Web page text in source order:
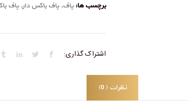
برچسب ها: پاف, پاف باکس دار, پاف
اشتراک گذاری:
نظرات (0)